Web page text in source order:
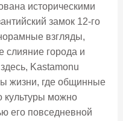
историческими
замок 12-го
взгляды,
слияние города и
Kastamonu
жизни, где общинные
культуры можно
его повседневной